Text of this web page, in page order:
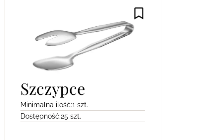
Szczypce
Minimalna ilość:1 szt.
Dostępność:25 szt.